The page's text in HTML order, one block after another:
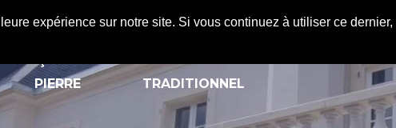
expérience sur notre site. Si vous continuez à utiliser ce
PIERRE
TRADITIONNEL